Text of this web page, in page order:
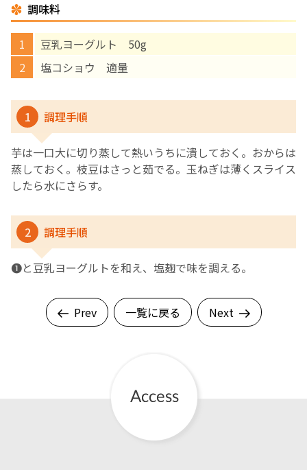
調味料
豆乳ヨーグルト 50g
塩コショウ 適量
1 調理手順
芋は一口大に切り蒸して熱いうちに潰しておく。おからは
蒸しておく。枝豆はさっと茹でる。玉ねぎは薄くスライス
したら水にさらす。
2 調理手順
❶と豆乳ヨーグルトを和え、塩麹で味を調える。
Prev 一覧に戻る Next
English Page